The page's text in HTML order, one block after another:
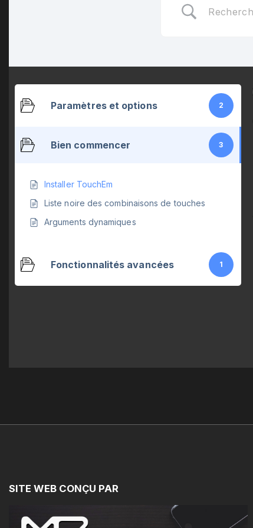
Paramètres et options 2
Bien commencer 3
Installer TouchEm
Liste noire des combinaisons de touches
Arguments dynamiques
Fonctionnalités avancées 1
SITE WEB CONÇU PAR